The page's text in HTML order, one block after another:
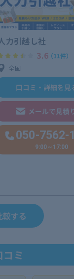
力引越し社
3.6（11件）
全国
口コミ・詳細を見
メールで見積
050-7562-
9:00～17:00
する
コミ